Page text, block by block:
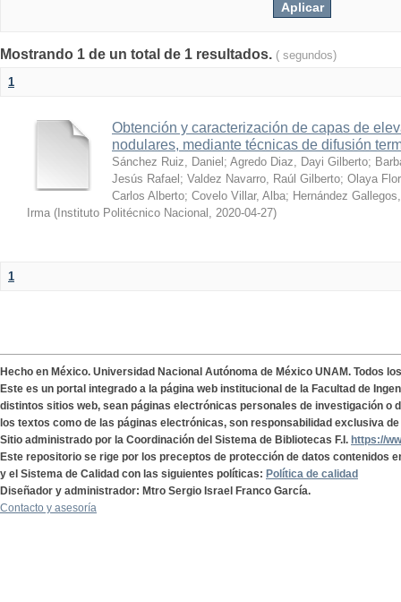
Mostrando 1 de un total de 1 resultados. ( segundos)
1
Obtención y caracterización de capas de
nodulares, mediante técnicas de difusión
Sánchez Ruiz, Daniel ; Agredo Diaz, Dayi Gilberto;
Jesús Rafael ; Valdez Navarro, Raúl Gilberto; Olaya
Carlos Alberto; Covelo Villar, Alba; Hernández
Irma ( Instituto Politécnico Nacional , 2020-04-27)
1
Hecho en México. Universidad Nacional Autónoma de México UNAM. Todos
Este es un portal integrado a la página web institucional de la Facultad de
distintos sitios web, sean páginas electrónicas personales de investigación o
los textos como de las páginas electrónicas, son responsabilidad exclusiva
Sitio administrado por la Coordinación del Sistema de Bibliotecas F.I. https://
Este repositorio se rige por los preceptos de protección de datos contenidos
y el Sistema de Calidad con las siguientes políticas: Política de calidad
Diseñador y administrador: Mtro Sergio Israel Franco García.
Contacto y asesoría